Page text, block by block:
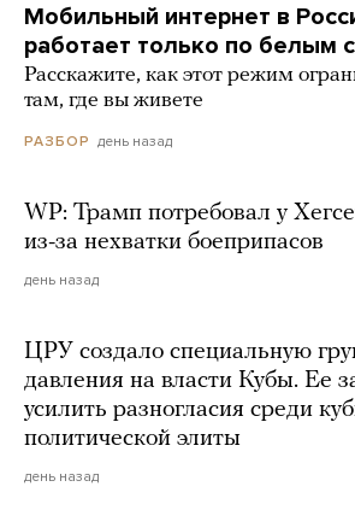
Мобильный интернет в
работает только по белым
Расскажите, как этот режим
там, где вы живете
РАЗБОР день назад
WP: Трамп потребовал у
из-за нехватки боеприпасов
день назад
ЦРУ создало специальную
давления на власти Кубы. Ее
усилить разногласия среди
политической элиты
день назад